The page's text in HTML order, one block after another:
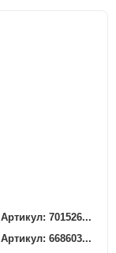
Артикул: 701526...
Артикул: 668603...